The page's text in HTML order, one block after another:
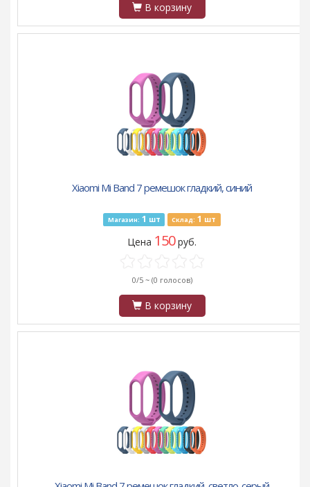
В корзину
Xiaomi Mi Band 7 ремешок гладкий, синий
Магазин: 1 шт Склад: 1 шт
Цена 150руб.
0/5 ~ (0 голосов)
В корзину